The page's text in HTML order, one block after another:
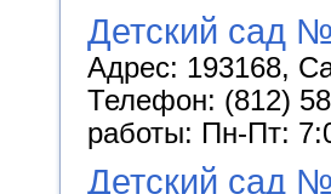
Детский сад
Адрес: 193168,
Телефон: (812)
работы: Пн-Пт:
Детский сад